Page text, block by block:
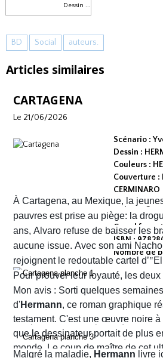
Dessin ...
BD Social auteurs.
Articles similaires
CARTAGENA
Le 21/06/2026
Scénario :
Dessin :
Couleurs :
Couverture :
CERMINARO
Dépot légal :
Editeur :
Grand format
ISBN :
Nombre de
À Cartagena, au Mexique, la
pauvres est prise au piège: la
ans, Alvaro refuse de baisser les
aucune issue. Avec son ami
rejoignent le redoutable cartel d’"
Pour prouver leur loyauté, les
reçoivent l'ordre d'exécuter des
Alvaro hésite, tremble mais en
finit par obéir. Cela provoque
Dans un sursaut de survie, il
l’un des chefs du gang local qui
Mon avis : Sorti quelques
d'Hermann, ce roman graphique
testament. C'est une œuvre noire à
que le dessinateur portait de plus
monde. Le coup de maître de cet
Malgré la maladie, Hermann livre